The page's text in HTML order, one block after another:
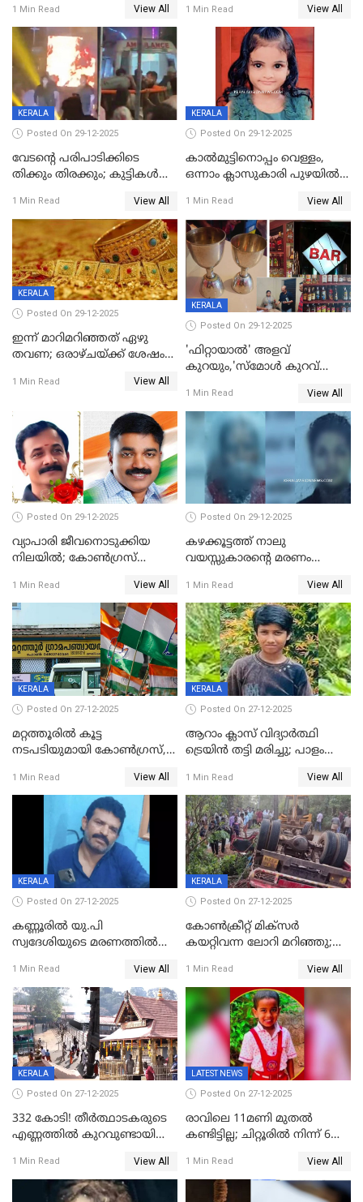
1 Min Read View All 1 Min Read View All
KERALA
Posted On 29-12-2025
വേടന്റെ പരിപാടിക്കിടെ
തിക്കും തിരക്കും; കുട്ടികള്‍
പരിക്ക്; പാളം മറികടന്ന
യുവാവ് ട്രെയിന്‍ തട്ടി മരിച്ചു
1 Min Read View All
KERALA
Posted On 29-12-2025
കാൽമുട്ടിനൊപ്പം വെള്ളം,
ഒന്നാം ക്ലാസുകാരി പുഴയിൽ
കുട്ടികൾക്കൊപ്പം
കളിക്കുന്നതിനിടെ
1 Min Read View All
KERALA
Posted On 29-12-2025
ഇന്ന് മാറിമറിഞ്ഞത് ഏഴു
തവണ; ഒരാഴ്ചയ്ക്ക് ശേഷം
1 Min Read View All
KERALA
Posted On 29-12-2025
'ഫിറ്റായാൽ' അളവ്
കുറയും,'സ്‌മോൾ കുറവ്
പിഴ
1 Min Read View All
Posted On 29-12-2025
വ്യാപാരി ജീവനൊടുക്കിയ
നിലയില്‍; കോണ്‍ഗ്രസ്
മാനസികപീഡനമെന്ന് കുറിപ്പ്
1 Min Read View All
Posted On 29-12-2025
കഴക്കൂട്ടത്ത് നാലു
വയസ്സുകാരന്റെ മരണം
സുഹൃത്തും പൊലീസ്
കസ്റ്റഡിയിൽ
1 Min Read View All
KERALA
Posted On 27-12-2025
മറ്റത്തൂരിൽ കൂട്ട
നടപടിയുമായി കോണ്‍ഗ്രസ്,
എട്ട് പേര്‍ ഉള്‍പ്പെടെ
പത്തുപേരെ പുറത്താക്കി,
ചൊവ്വന്നൂരിലും നടപടി
1 Min Read View All
KERALA
Posted On 27-12-2025
ആറാം ക്ലാസ് വിദ്യാർത്ഥി
ട്രെയിൻ തട്ടി മരിച്ചു; പാളം
അപകടം മലപ്പുറത്ത്
1 Min Read View All
KERALA
Posted On 27-12-2025
കണ്ണൂരിൽ യു.പി
സ്വദേശിയുടെ മരണത്തിൽ
കേസ്; തർക്കമുണ്ടായത്
ഫേഷ്യലിന് 300 രൂപ
ആവശ്യപ്പെട്ടതിനെച്ചൊല്ലി
1 Min Read View All
KERALA
Posted On 27-12-2025
കോണ്‍ക്രീറ്റ് മിക്‌സര്‍
കയറ്റിവന്ന ലോറി മറിഞ്ഞു;
അപകടം കണ്ണൂരിൽ
1 Min Read View All
KERALA
Posted On 27-12-2025
332 കോടി! തീർത്ഥാടകരുടെ
എണ്ണത്തിൽ കുറവുണ്ടായിട്ടും
കുതിച്ചുയരുന്നു
1 Min Read View All
LATEST NEWS
Posted On 27-12-2025
രാവിലെ 11മണി മുതൽ
കണ്ടിട്ടില്ല; ചിറ്റൂരിൽ നിന്ന് 6
1 Min Read View All